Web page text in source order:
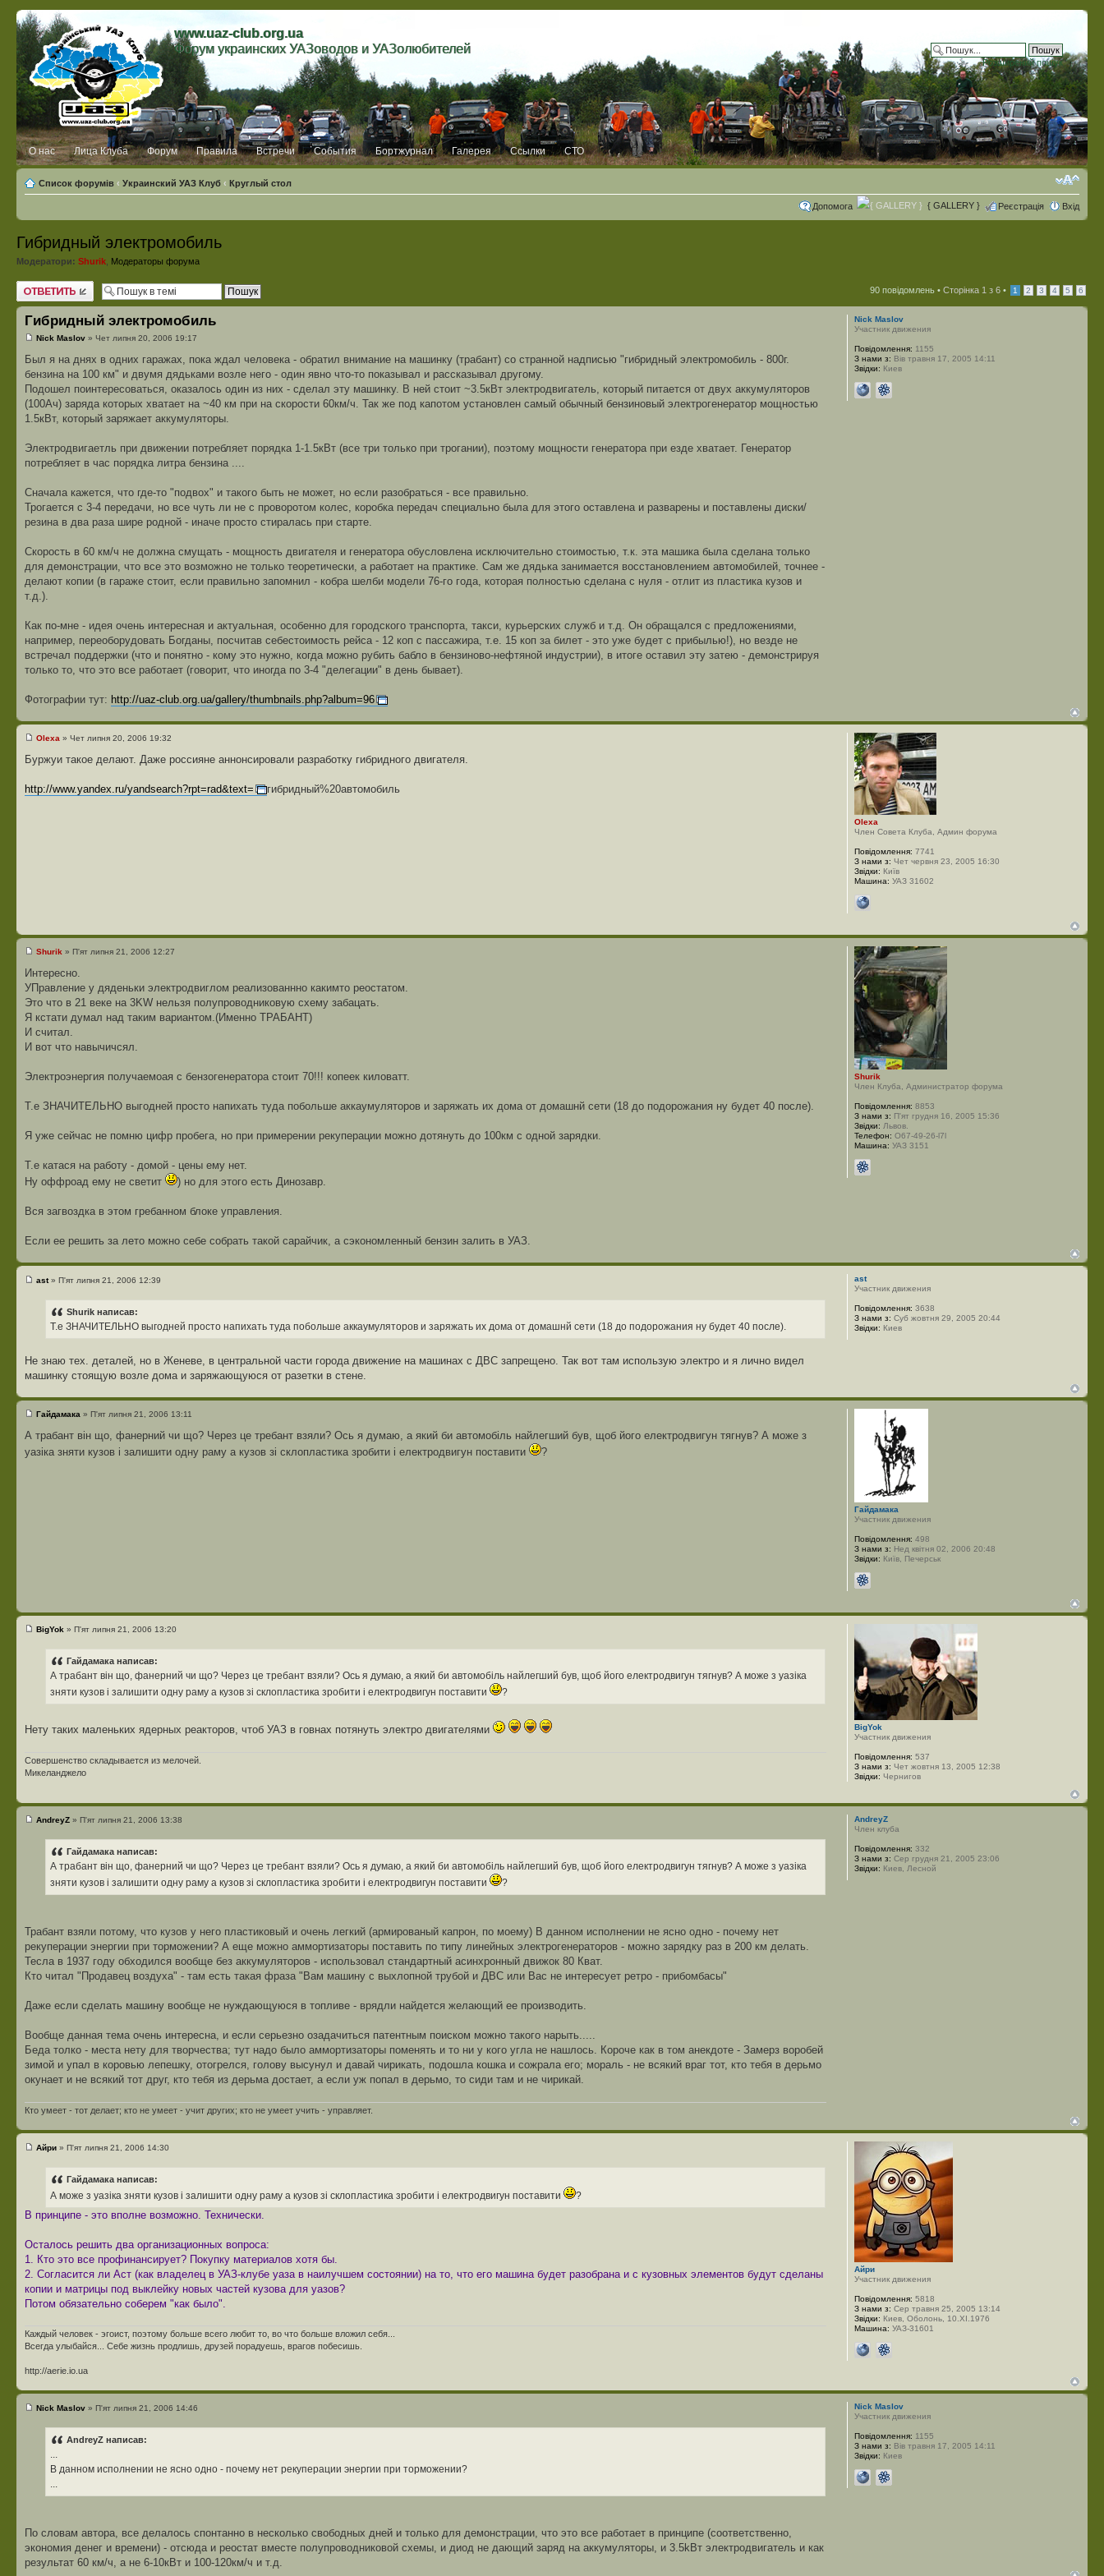
www.uaz-club.org.ua
Форум украинских УАЗоводов и УАЗолюбителей
Розширений пошук
О нас Лица Клуба Форум Правила Встречи События Бортжурнал Галерея Ссылки СТО
Список форумів ‹ Украинский УАЗ Клуб ‹ Круглый стол
Допомога { GALLERY } Реєстрація Вхід
Гибридный электромобиль
Модератори: Shurik Модераторы форума
Відповісти 90 повідомлень • Сторінка 1 з 6 • 1 2 3 4 5 6
Гибридный электромобиль
Nick Maslov » Чет липня 20, 2006 19:17
Был я на днях в одних гаражах, пока ждал человека - обратил внимание на машинку (трабант) со странной надписью "гибридный электромобиль - 800г.
бензина на 100 км" и двумя дядьками возле него - один явно что-то показывал и рассказывал другому.
Подошел поинтересоваться, оказалось один из них - сделал эту машинку. В ней стоит ~3.5кВт электродвигатель, который питается от двух аккумуляторов
(100Ач) заряда которых хватает на ~40 км при на скорости 60км/ч. Так же под капотом установлен самый обычный бензиновый электрогенератор мощностью
1.5кВт, который заряжает аккумуляторы.
Электродвигаетль при движении потребляет порядка 1-1.5кВт (все три только при трогании), поэтому мощности генератора при езде хватает. Генератор
потребляет в час порядка литра бензина ....
Сначала кажется, что где-то "подвох" и такого быть не может, но если разобраться - все правильно.
Трогается с 3-4 передачи, но все чуть ли не с проворотом колес, коробка передач специально была для этого оставлена и разварены и поставлены диски/
резина в два раза шире родной - иначе просто стиралась при старте.
Скорость в 60 км/ч не должна смущать - мощность двигателя и генератора обусловлена исключительно стоимостью, т.к. эта машика была сделана только
для демонстрации, что все это возможно не только теоретически, а работает на практике. Сам же дядька занимается восстановлением автомобилей, точнее -
делают копии (в гараже стоит, если правильно запомнил - кобра шелби модели 76-го года, которая полностью сделана с нуля - отлит из пластика кузов и
т.д.).
Как по-мне - идея очень интересная и актуальная, особенно для городского транспорта, такси, курьерских служб и т.д. Он обращался с предложениями,
например, переоборудовать Богданы, посчитав себестоимость рейса - 12 коп с пассажира, т.е. 15 коп за билет - это уже будет с прибылью!), но везде не
встречал поддержки (что и понятно - кому это нужно, когда можно рубить бабло в бензиново-нефтяной индустрии), в итоге оставил эту затею - демонстрируя
только то, что это все работает (говорит, что иногда по 3-4 "делегации" в день бывает).
Фотографии тут: http://uaz-club.org.ua/gallery/thumbnails.php?album=96
Nick Maslov
Участник движения
Повідомлення: 1155
З нами з: Вів травня 17, 2005 14:11
Звідки: Киев
Olexa » Чет липня 20, 2006 19:32
Буржуи такое делают. Даже россияне аннонсировали разработку гибридного двигателя.
http://www.yandex.ru/yandsearch?rpt=rad&text= гибридный%20автомобиль
Olexa
Член Совета Клуба, Админ форума
Повідомлення: 7741
З нами з: Чет червня 23, 2005 16:30
Звідки: Київ
Машина: УАЗ 31602
Shurik » П'ят липня 21, 2006 12:27
Интересно.
УПравление у дяденьки электродвиглом реализованнно какимто реостатом.
Это что в 21 веке на 3KW нельзя полупроводниковую схему забацать.
Я кстати думал над таким вариантом.(Именно ТРАБАНТ)
И считал.
И вот что навычичсял.
Электроэнергия получаемоая с бензогенератора стоит 70!!! копеек киловатт.
Т.е ЗНАЧИТЕЛЬНО выгодней просто напихать туда побольше аккаумуляторов и заряжать их дома от домашнй сети (18 до подорожания ну будет 40 после).
Я уже сейчас не помню цифр пробега, но при примерении рекуперации можно дотянуть до 100км с одной зарядки.
Т.е катася на работу - домой - цены ему нет.
Ну оффроад ему не светит
) но для этого есть Динозавр.
Вся загвоздка в этом гребанном блоке управления.
Если ее решить за лето можно себе собрать такой сарайчик, а сэкономленный бензин залить в УАЗ.
Shurik
Член Клуба, Администратор форума
Повідомлення: 8853
З нами з: П'ят грудня 16, 2005 15:36
Звідки: Львов.
Телефон: О67-49-26-l7l
Машина: УАЗ 3151
ast» П'ят липня 21, 2006 12:39
Shurik написав:
Т.е ЗНАЧИТЕЛЬНО выгодней просто напихать туда побольше аккаумуляторов и заряжать их дома от домашнй сети (18 до подорожания ну будет 40 после).
Не знаю тех. деталей, но в Женеве, в центральной части города движение на машинах с ДВС запрещено. Так вот там использую электро и я лично видел
машинку стоящую возле дома и заряжающуюся от разетки в стене.
ast
Участник движения
Повідомлення: 3638
З нами з: Суб жовтня 29, 2005 20:44
Звідки: Киев
Гайдамака » П'ят липня 21, 2006 13:11
А трабант він що, фанерний чи що? Через це требант взяли? Ось я думаю, а який би автомобіль найлегший був, щоб його електродвигун тягнув? А може з
уазіка зняти кузов і залишити одну раму а кузов зі склопластика зробити і електродвигун поставити
?
Гайдамака
Участник движения
Повідомлення: 498
З нами з: Нед квітня 02, 2006 20:48
Звідки: Київ, Печерськ
BigYok » П'ят липня 21, 2006 13:20
Гайдамака написав:
А трабант він що, фанерний чи що? Через це требант взяли? Ось я думаю, а який би автомобіль найлегший був, щоб його електродвигун тягнув? А може з уазіка
зняти кузов і залишити одну раму а кузов зі склопластика зробити і електродвигун поставити
?
Нету таких маленьких ядерных реакторов, чтоб УАЗ в говнах потянуть электро двигателями
Совершенство складывается из мелочей.
Микеланджело
BigYok
Участник движения
Повідомлення: 537
З нами з: Чет жовтня 13, 2005 12:38
Звідки: Чернигов
AndreyZ » П'ят липня 21, 2006 13:38
Гайдамака написав:
А трабант він що, фанерний чи що? Через це требант взяли? Ось я думаю, а який би автомобіль найлегший був, щоб його електродвигун тягнув? А може з уазіка
зняти кузов і залишити одну раму а кузов зі склопластика зробити і електродвигун поставити
?
Трабант взяли потому, что кузов у него пластиковый и очень легкий (армированый капрон, по моему) В данном исполнении не ясно одно - почему нет
рекуперации энергии при торможении? А еще можно аммортизаторы поставить по типу линейных электрогенераторов - можно зарядку раз в 200 км делать.
Тесла в 1937 году обходился вообще без аккумуляторов - использовал стандартный асинхронный движок 80 Кват.
Кто читал "Продавец воздуха" - там есть такая фраза "Вам машину с выхлопной трубой и ДВС или Вас не интересует ретро - прибомбасы"
Даже если сделать машину вообще не нуждающуюся в топливе - врядли найдется желающий ее производить.
Вообще данная тема очень интересна, и если серьезно озадачиться патентным поиском можно такого нарыть.....
Беда толко - места нету для творчества; тут надо было аммортизаторы поменять и то ни у кого угла не нашлось. Короче как в том анекдоте - Замерз воробей
зимой и упал в коровью лепешку, отогрелся, голову высунул и давай чирикать, подошла кошка и сожрала его; мораль - не всякий враг тот, кто тебя в дерьмо
окунает и не всякий тот друг, кто тебя из дерьма достает, а если уж попал в дерьмо, то сиди там и не чирикай.
Кто умеет - тот делает; кто не умеет - учит других; кто не умеет учить - управляет.
AndreyZ
Член клуба
Повідомлення: 332
З нами з: Сер грудня 21, 2005 23:06
Звідки: Киев, Лесной
Айри » П'ят липня 21, 2006 14:30
Гайдамака написав:
А може з уазіка зняти кузов і залишити одну раму а кузов зі склопластика зробити і електродвигун поставити ?
В принципе - это вполне возможно. Технически.
Осталось решить два организационных вопроса:
1. Кто это все профинансирует? Покупку материалов хотя бы.
2. Согласится ли Аст (как владелец в УАЗ-клубе уаза в наилучшем состоянии) на то, что его машина будет разобрана и с кузовных элементов будут сделаны
копии и матрицы под выклейку новых частей кузова для уазов?
Потом обязательно соберем "как было".
Каждый человек - эгоист, поэтому больше всего любит то, во что больше вложил себя...
Всегда улыбайся... Себе жизнь продлишь, друзей порадуешь, врагов побесишь.
http://aerie.io.ua
Айри
Участник движения
Повідомлення: 5818
З нами з: Сер травня 25, 2005 13:14
Звідки: Киев, Оболонь, 10.ХІ.1976
Машина: УАЗ-31601
Nick Maslov » П'ят липня 21, 2006 14:46
AndreyZ написав:
...
В данном исполнении не ясно одно - почему нет рекуперации энергии при торможении?
...
По словам автора, все делалось спонтанно в несколько свободных дней и только для демонстрации, что это все работает в принципе (соответственно,
экономия денег и времени) - отсюда и реостат вместе полупроводниковой схемы, и диод не дающий заряд на аккумуляторы, и 3.5kВт электродвигатель и как
результат 60 км/ч, а не 6-10кВт и 100-120км/ч и т.д.
Nick Maslov
Участник движения
Повідомлення: 1155
З нами з: Вів травня 17, 2005 14:11
Звідки: Киев